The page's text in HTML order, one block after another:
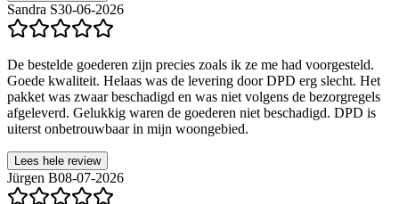
Sandra S30-06-2026
De bestelde goederen zijn precies zoals ik ze me had voorgesteld.
Goede kwaliteit. Helaas was de levering door DPD erg slecht. Het
pakket was zwaar beschadigd en was niet volgens de bezorgregels
afgeleverd. Gelukkig waren de goederen niet beschadigd. DPD is
uiterst onbetrouwbaar in mijn woongebied.
Lees hele review
Jürgen B08-07-2026